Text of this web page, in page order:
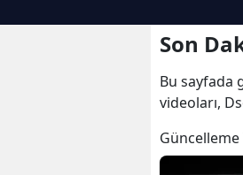
Son
Bu sayfada
videoları,
Güncelleme